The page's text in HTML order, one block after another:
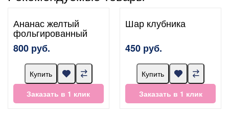
Ананас желтый
фольгированный
800 руб.
Купить
Заказать в 1 клик
Шар клубника
450 руб.
Купить
Заказать в 1 клик